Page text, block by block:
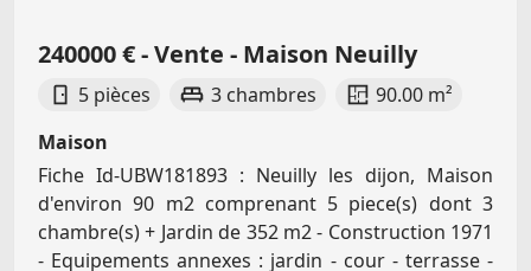
240000 € - Vente - Maison Neuilly
5 pièces 3 chambres
90.00 m²
Maison
Fiche Id-UBW181893 : Neuilly les dijon, Maison
d'environ 90 m2 comprenant 5 piece(s) dont 3
chambre(s) + Jardin de 352 m2 - Construction 1971
- Equipements annexes : jardin - cour - terrasse -